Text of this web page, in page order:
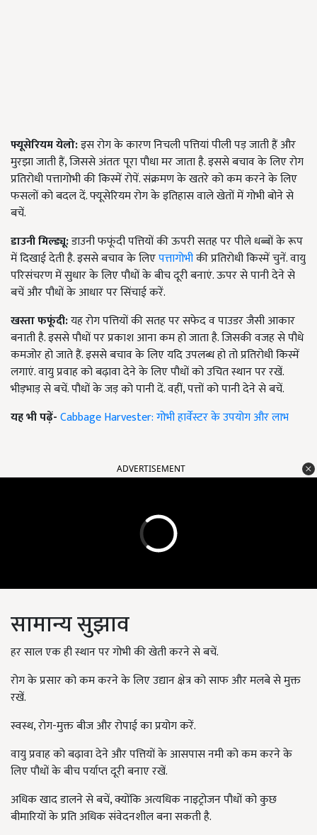
फ्यूसेरियम येलो:इस रोग के कारण निचली पत्तियां पीली पड़ जाती हैं और
मुरझा जाती हैं, जिससे अंततः पूरा पौधा मर जाता है. इससे बचाव के लिए रोग
प्रतिरोधी पत्तागोभी की किस्में रोपें. संक्रमण के खतरे को कम करने के लिए
फसलों को बदल दें. फ्यूसेरियम रोग के इतिहास वाले खेतों में गोभी बोने से
बचें.
डाउनी मिल्ड्यू:डाउनी फफूंदी पत्तियों की ऊपरी सतह पर पीले धब्बों के रूप
में दिखाई देती है. इससे बचाव के लिएपत्तागोभीकी प्रतिरोधी किस्में चुनें. वायु
परिसंचरण में सुधार के लिए पौधों के बीच दूरी बनाएं. ऊपर से पानी देने से
बचें और पौधों के आधार पर सिंचाई करें.
खस्ता फफूंदी:यह रोग पत्तियों की सतह पर सफेद व पाउडर जैसी आकार
बनाती है. इससे पौधों पर प्रकाश आना कम हो जाता है. जिसकी वजह से पौधे
कमजोर हो जाते हैं. इससे बचाव के लिए यदि उपलब्ध हो तो प्रतिरोधी किस्में
लगाएं. वायु प्रवाह को बढ़ावा देने के लिए पौधों को उचित स्थान पर रखें.
भीड़भाड़ से बचें. पौधों के जड़ को पानी दें. वहीं, पत्तों को पानी देने से बचें.
यह भी पढ़ें-Cabbage Harvester: गोभी हार्वेस्टर के उपयोग और लाभ
ADVERTISEMENT
सामान्य सुझाव
हर साल एक ही स्थान पर गोभी की खेती करने से बचें.
रोग के प्रसार को कम करने के लिए उद्यान क्षेत्र को साफ और मलबे से मुक्त
रखें.
स्वस्थ, रोग-मुक्त बीज और रोपाई का प्रयोग करें.
वायु प्रवाह को बढ़ावा देने और पत्तियों के आसपास नमी को कम करने के
लिए पौधों के बीच पर्याप्त दूरी बनाए रखें.
अधिक खाद डालने से बचें, क्योंकि अत्यधिक नाइट्रोजन पौधों को कुछ
बीमारियों के प्रति अधिक संवेदनशील बना सकती है.